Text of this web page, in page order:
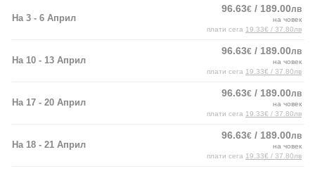
На 3 - 6 Април
96.63€ / 189.00лв
на човек
плати сега 19.33€ / 37.80лв
На 10 - 13 Април
96.63€ / 189.00лв
на човек
плати сега 19.33€ / 37.80лв
На 17 - 20 Април
96.63€ / 189.00лв
на човек
плати сега 19.33€ / 37.80лв
На 18 - 21 Април
96.63€ / 189.00лв
на човек
плати сега 19.33€ / 37.80лв